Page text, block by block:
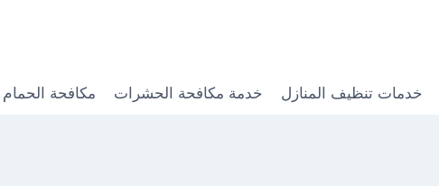
خدمات تنظيف المنازل خدمة مكافحة الحشرات مكافحة الحمام